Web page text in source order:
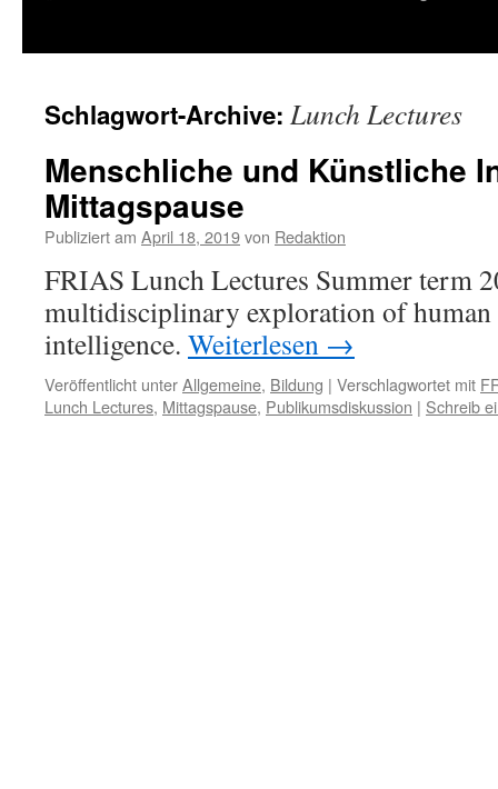
Schlagwort-Archive: Lunch Lectures
Menschliche und Künstliche
Mittagspause
Publiziert am April 18, 2019von Redaktion
FRIAS Lunch Lectures Summer term
multidisciplinary exploration of
intelligence. Weiterlesen →
Veröffentlicht unterAllgemeine, Bildung | Verschlagwortet mit
Lunch Lectures, Mittagspause, Publikumsdiskussion | Schreib